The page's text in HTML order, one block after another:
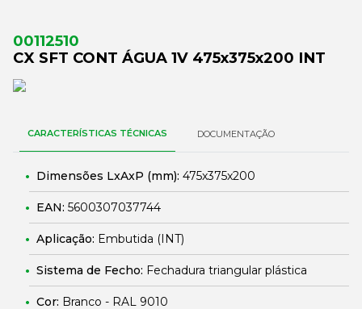
00112510
CX SFT CONT ÁGUA 1V 475x375x200 INT
CARACTERÍSTICAS TÉCNICAS DOCUMENTAÇÃO
Dimensões LxAxP (mm): 475x375x200
EAN: 5600307037744
Aplicação: Embutida (INT)
Sistema de Fecho: Fechadura triangular plástica
Cor: Branco - RAL 9010